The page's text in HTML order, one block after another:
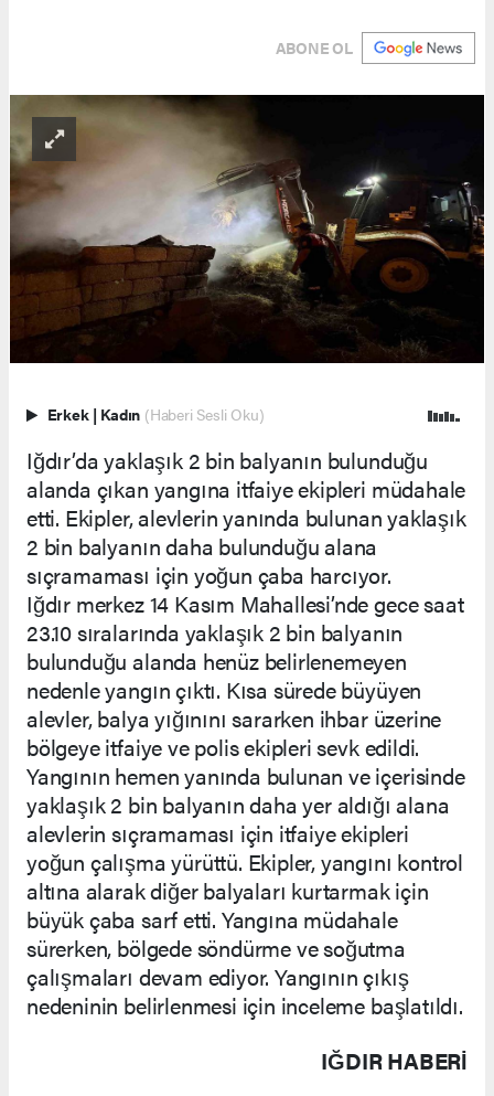
ABONE OL
Erkek | Kadın (Haberi Sesli Oku)
Iğdır’da yaklaşık 2 bin balyanın bulunduğu
alanda çıkan yangına itfaiye ekipleri müdahale
etti. Ekipler, alevlerin yanında bulunan yaklaşık
2 bin balyanın daha bulunduğu alana
sıçramaması için yoğun çaba harcıyor.
Iğdır merkez 14 Kasım Mahallesi’nde gece saat
23.10 sıralarında yaklaşık 2 bin balyanın
bulunduğu alanda henüz belirlenemeyen
nedenle yangın çıktı. Kısa sürede büyüyen
alevler, balya yığınını sararken ihbar üzerine
bölgeye itfaiye ve polis ekipleri sevk edildi.
Yangının hemen yanında bulunan ve içerisinde
yaklaşık 2 bin balyanın daha yer aldığı alana
alevlerin sıçramaması için itfaiye ekipleri
yoğun çalışma yürüttü. Ekipler, yangını kontrol
altına alarak diğer balyaları kurtarmak için
büyük çaba sarf etti. Yangına müdahale
sürerken, bölgede söndürme ve soğutma
çalışmaları devam ediyor. Yangının çıkış
nedeninin belirlenmesi için inceleme başlatıldı.
IĞDIR HABERİ